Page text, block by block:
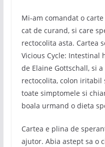
Mi-am comandat o
cat de curand, si care
rectocolita asta. Cartea
Vicious Cycle: Intestinal
de Elaine Gottschall, si
rectocolita, colon iritabil
toate simptomele si
boala urmand o dieta
Cartea e plina de
ajutor. Abia astept sa o